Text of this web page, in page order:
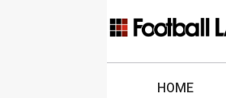
HOME